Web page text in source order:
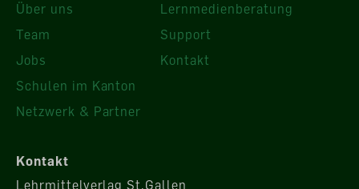
Über uns
Team
Jobs
Schulen im Kanton
Netzwerk & Partner
Lernmedienberatung
Support
Kontakt
Kontakt
Lehrmittelverlag St.Gallen